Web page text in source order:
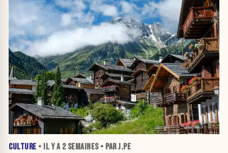
CULTURE • IL Y A 2 SEMAINES• PAR J.PE